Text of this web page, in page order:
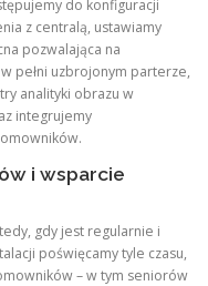
do konfiguracji
z centralą, ustawiamy
pozwalająca na
pełni uzbrojonym parterze,
analityki obrazu w
integrujemy
i wsparcie
gdy jest regularnie i
poświęcamy tyle czasu,
– w tym seniorów